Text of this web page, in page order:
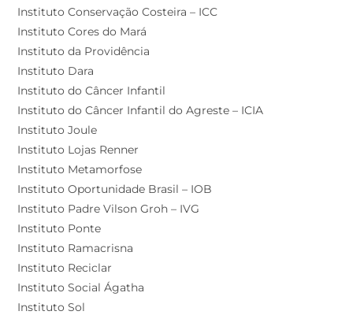
Instituto Conservação Costeira – ICC
Instituto Cores do Mará
Instituto da Providência
Instituto Dara
Instituto do Câncer Infantil
Instituto do Câncer Infantil do Agreste – ICIA
Instituto Joule
Instituto Lojas Renner
Instituto Metamorfose
Instituto Oportunidade Brasil – IOB
Instituto Padre Vilson Groh – IVG
Instituto Ponte
Instituto Ramacrisna
Instituto Reciclar
Instituto Social Ágatha
Instituto Sol